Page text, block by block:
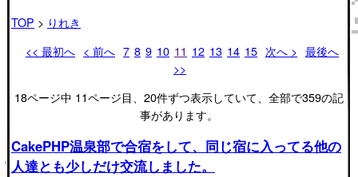
TOP > りれき
<< 最初へ < 前へ 7 8 9 10 11 12 13 14 15 次へ > 最後へ
>>
18ページ中 11ページ目、20件ずつ表示していて、全部で359の記
事があります。
CakePHP温泉部で合宿をして、同じ宿に入ってる他の
人達とも少しだけ交流しました。